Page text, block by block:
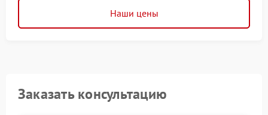
Наши цены
Заказать консультацию